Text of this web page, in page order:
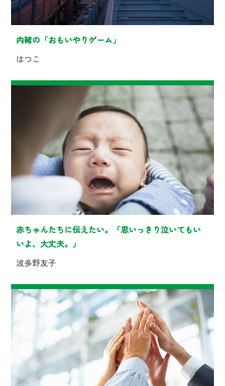
内緒の「おもいやりゲーム」
はつこ
赤ちゃんたちに伝えたい。「思いっきり泣いてもい
いよ、大丈夫。」
波多野友子